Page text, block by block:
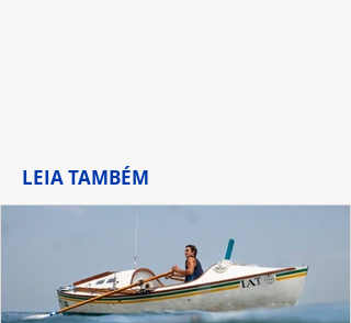
LEIA TAMBÉM